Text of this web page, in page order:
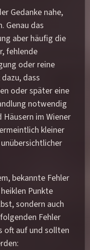
Gedanke nahe,
Genau das
aber häufig die
fehlende
oder reine
dass
oder später eine
notwendig
im Wiener
kleiner
bekannte Fehler
Punkte
sondern auch
Fehler
oft auf und sollten